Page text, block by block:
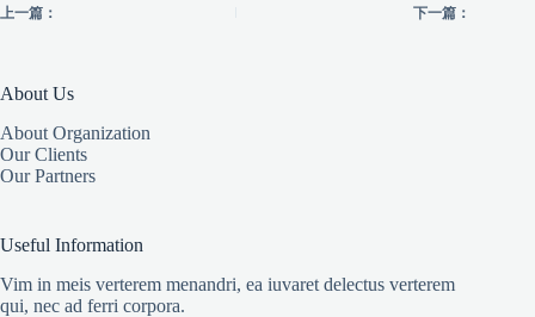
上一篇： 下一篇：
About Us
About Organization
Our Clients
Our Partners
Useful Information
Vim in meis verterem menandri, ea iuvaret delectus verterem
qui, nec ad ferri corpora.